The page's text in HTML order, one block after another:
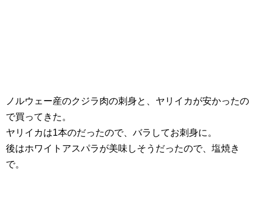
ノルウェー産のクジラ肉の刺身と、ヤリイカが安かったの
で買ってきた。
ヤリイカは1本のだったので、バラしてお刺身に。
後はホワイトアスパラが美味しそうだったので、塩焼き
で。